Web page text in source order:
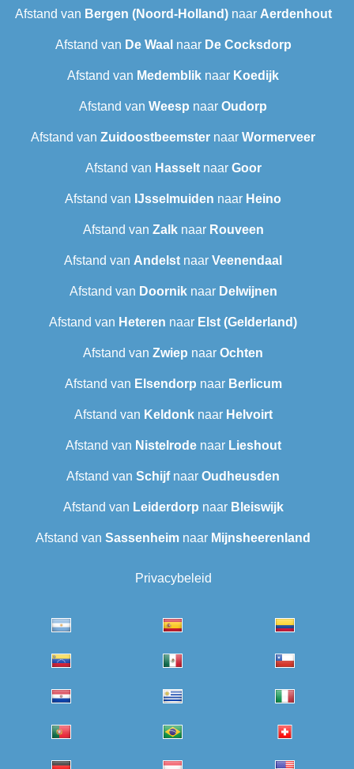
Afstand van Bergen (Noord-Holland)naar Aerdenhout
Afstand van De Waal naar De Cocksdorp
Afstand van Medemblik naar Koedijk
Afstand van Weesp naar Oudorp
Afstand van Zuidoostbeemster naar Wormerveer
Afstand van Hasseltnaar Goor
Afstand van IJsselmuiden naar Heino
Afstand van Zalknaar Rouveen
Afstand van Andelst naar Veenendaal
Afstand van Doorniknaar Delwijnen
Afstand van Heteren naar Elst (Gelderland)
Afstand van Zwiep naar Ochten
Afstand van Elsendorp naar Berlicum
Afstand van Keldonknaar Helvoirt
Afstand van Nistelrodenaar Lieshout
Afstand van Schijfnaar Oudheusden
Afstand van Leiderdorp naar Bleiswijk
Afstand van Sassenheim naar Mijnsheerenland
Privacybeleid